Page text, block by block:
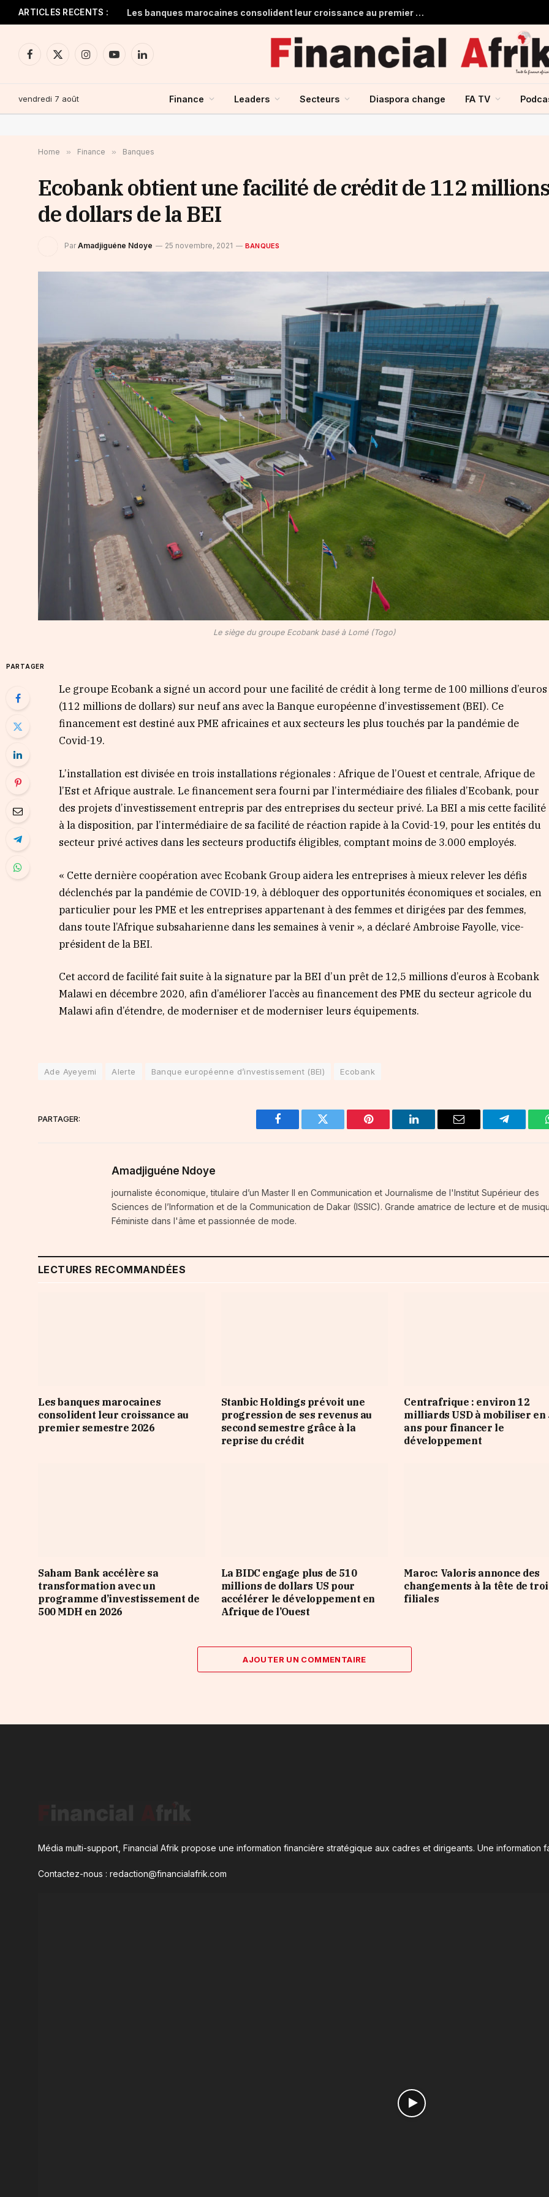
ARTICLES RECENTS : Les banques marocaines consolident leur croissance au premier semestre 2026
Facebook
X
InstagramYouTubeLinkedIn
vendredi 7 août Finance Leaders Secteurs Diaspora change FA TV
Home » Finance » Banques
Ecobank obtient une facilité de crédit de 112
de dollars de la BEI
Par Amadjiguéne Ndoye 25 novembre, 2021 BANQUES
Le siège du groupe Ecobank basé à Lomé (Togo)
PARTAGER
Le groupe Ecobank a signé un accord pour une facilité de crédit à long terme de 100 millions d’euros
(112 millions de dollars) sur neuf ans avec la Banque européenne d’investissement (BEI). Ce
financement est destiné aux PME africaines et aux secteurs les plus touchés par la pandémie de
Covid-19.
L’installation est divisée en trois installations régionales : Afrique de l’Ouest et centrale, Afrique de
l’Est et Afrique australe. Le financement sera fourni par l’intermédiaire des filiales d’Ecobank, pour
des projets d’investissement entrepris par des entreprises du secteur privé. La BEI a mis cette facilité
à la disposition, par l’intermédiaire de sa facilité de réaction rapide à la Covid-19, pour les entités du
secteur privé actives dans les secteurs productifs éligibles, comptant moins de 3.000 employés.
« Cette dernière coopération avec Ecobank Group aidera les entreprises à mieux relever les défis
déclenchés par la pandémie de COVID-19, à débloquer des opportunités économiques et sociales, en
particulier pour les PME et les entreprises appartenant à des femmes et dirigées par des femmes,
dans toute l’Afrique subsaharienne dans les semaines à venir », a déclaré Ambroise Fayolle, vice-
président de la BEI.
Cet accord de facilité fait suite à la signature par la BEI d’un prêt de 12,5 millions d’euros à Ecobank
Malawi en décembre 2020, afin d’améliorer l’accès au financement des PME du secteur agricole du
Malawi afin d’étendre, de moderniser et de moderniser leurs équipements.
Ade Ayeyemi Alerte Banque européenne d’investissement (BEI) Ecobank
PARTAGER:
Facebook Twitter Pinterest LinkedIn Email Telegram
Amadjiguéne Ndoye
journaliste économique, titulaire d’un Master II en Communication et Journalisme de l'Institut Supérieur des
Sciences de l’Information et de la Communication de Dakar (ISSIC). Grande amatrice de lecture et de
Féministe dans l'âme et passionnée de mode.
LECTURES RECOMMANDÉES
Les banques marocaines
consolident leur croissance au
premier semestre 2026
Stanbic Holdings prévoit une
progression de ses revenus au
second semestre grâce à la
reprise du crédit
Centrafrique : environ 12
milliards USD à mobiliser en
ans pour financer le
développement
Saham Bank accélère sa
transformation avec un
programme d’investissement de
500 MDH en 2026
La BIDC engage plus de 510
millions de dollars US pour
accélérer le développement en
Afrique de l’Ouest
Maroc: Valoris annonce des
changements à la tête de
filiales
AJOUTER UN COMMENTAIRE
Média multi-support, Financial Afrik propose une information financière stratégique aux cadres et dirigeants. Une information
Contactez-nous : redaction@financialafrik.com